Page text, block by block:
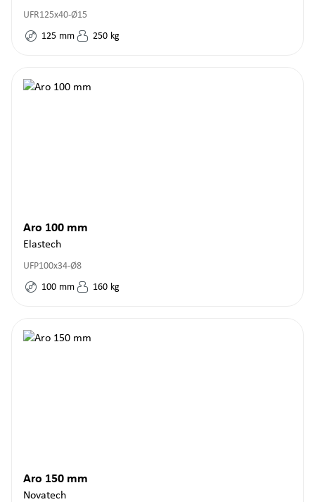
UFR125x40-Ø15
125 mm 250 kg
Aro 100 mm
Elastech
UFP100x34-Ø8
100 mm 160 kg
Aro 150 mm
Novatech